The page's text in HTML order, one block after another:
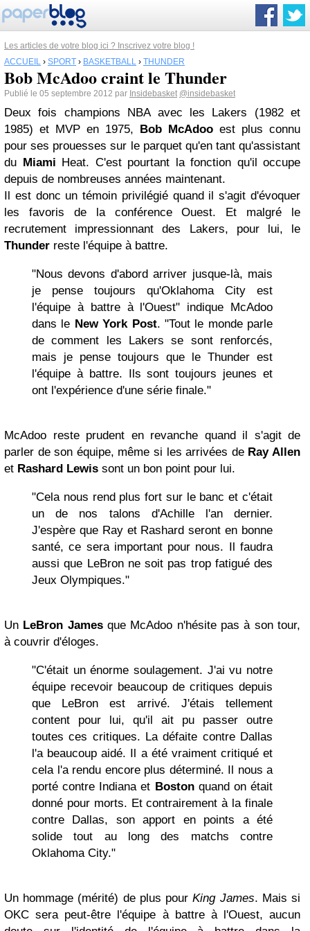
Les articles de votre blog ici ? Inscrivez votre blog !
ACCUEIL › SPORT › BASKETBALL › THUNDER
Bob McAdoo craint le Thunder
Publié le 05 septembre 2012 par Insidebasket @insidebasket
Deux fois champions NBA avec les Lakers (1982 et
1985) et MVP en 1975, Bob McAdoo est plus connu
pour ses prouesses sur le parquet qu'en tant qu'assistant
du Miami Heat. C'est pourtant la fonction qu'il occupe
depuis de nombreuses années maintenant.
Il est donc un témoin privilégié quand il s'agit d'évoquer
les favoris de la conférence Ouest. Et malgré le
recrutement impressionnant des Lakers, pour lui, le
Thunder reste l'équipe à battre.
"Nous devons d'abord arriver jusque-là, mais
je pense toujours qu'Oklahoma City est
l'équipe à battre à l'Ouest" indique McAdoo
dans le New YorkPost. "Tout le monde parle
de comment les Lakers se sont renforcés,
mais je pense toujours que le Thunder est
l'équipe à battre. Ils sont toujours jeunes et
ont l'expérience d'une série finale."
McAdoo reste prudent en revanche quand il s'agit de
parler de son équipe, même si les arrivées de Ray Allen
et Rashard Lewis sont un bon point pour lui.
"Cela nous rend plus fort sur le banc et c'était
un de nos talons d'Achille l'an dernier.
J'espère que Ray et Rashard seront en bonne
santé, ce sera important pour nous. Il faudra
aussi que LeBron ne soit pas trop fatigué des
Jeux Olympiques."
Un LeBron Jamesque McAdoo n'hésite pas à son tour,
à couvrir d'éloges.
"C'était un énorme soulagement. J'ai vu notre
équipe recevoir beaucoup de critiques depuis
que LeBron est arrivé. J'étais tellement
content pour lui, qu'il ait pu passer outre
toutes ces critiques. La défaite contre Dallas
l'a beaucoup aidé. Il a été vraiment critiqué et
cela l'a rendu encore plus déterminé. Il nous a
porté contre Indiana et Bostonquand on était
donné pour morts. Et contrairement à la finale
contre Dallas, son apport en points a été
solide tout au long des matchs contre
Oklahoma City."
Un hommage (mérité) de plus pourKing James. Mais si
OKC sera peut-être l'équipe à battre à l'Ouest, aucun